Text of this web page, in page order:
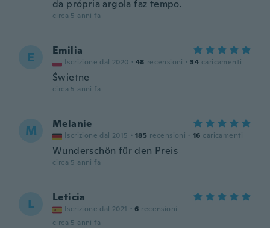
da própria argola faz tempo.
circa 5 anni fa
E Emilia
Iscrizione dal 2020 · 48 recensioni · 34 caricamenti
Świetne
circa 5 anni fa
M Melanie
Iscrizione dal 2015 · 185 recensioni · 16 caricamenti
Wunderschön für den Preis
circa 5 anni fa
L Leticia
Iscrizione dal 2021 · 6 recensioni
circa 5 anni fa